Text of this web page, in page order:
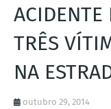
ACIDENTE
TRÊS
NA
outubro 29, 2014